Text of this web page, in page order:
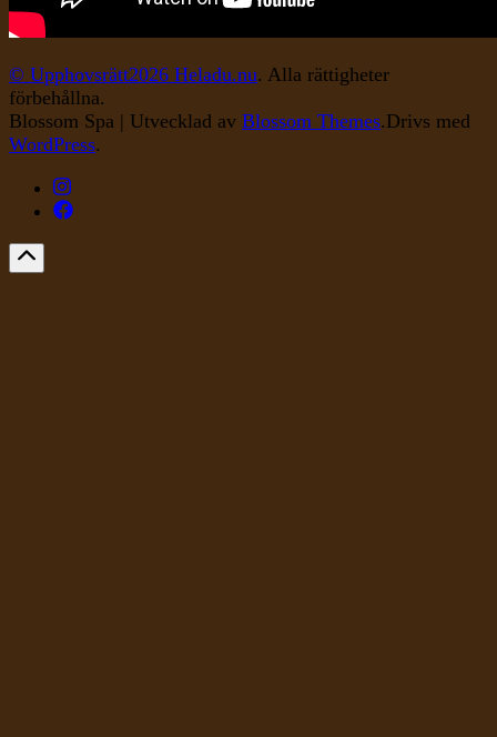
© Upphovsrätt2026 Heladu.nu. Alla rättigheter
förbehållna.
Blossom Spa | Utvecklad av Blossom Themes.Drivs med
WordPress.